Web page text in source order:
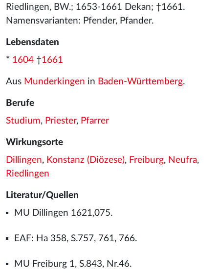
Riedlingen, BW.; 1653-1661 Dekan; †1661.
Namensvarianten: Pfender, Pfander.
Lebensdaten
* 1604 †1661
Aus Munderkingen in Baden-Württemberg.
Berufe
Studium, Priester, Pfarrer
Wirkungsorte
Dillingen, Konstanz (Diözese), Freiburg, Neufra,
Riedlingen
Literatur/Quellen
MU Dillingen 1621,075.
EAF: Ha 358, S.757, 761, 766.
MU Freiburg 1, S.843, Nr.46.